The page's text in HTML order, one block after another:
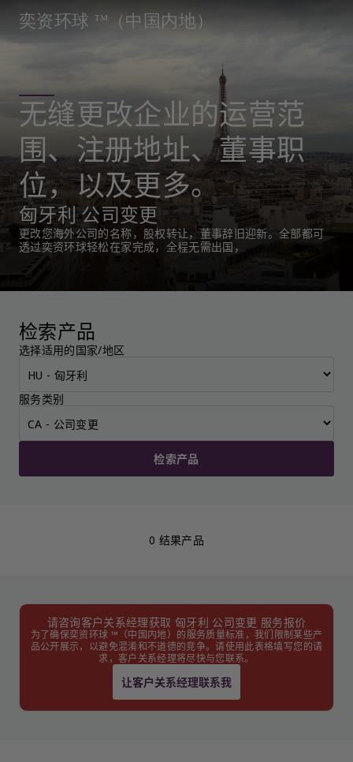
奕资环球 ™（中国内地）
无缝更改企业的运营范
围、注册地址、董事职
位，以及更多。
匈牙利 公司变更
更改您海外公司的名称，股权转让，董事辞旧迎新。全部都可
透过奕资环球轻松在家完成，全程无需出国，
检索产品
选择适用的国家/地区
服务类别
检索产品
0 结果产品
请咨询客户关系经理获取 匈牙利 公司变更 服务报价
为了确保奕资环球 ™（中国内地）的服务质量标准，我们限制某些产
品公开展示，以避免混淆和不道德的竞争。请使用此表格填写您的请
求，客户关系经理将尽快与您联系。
让客户关系经理联系我